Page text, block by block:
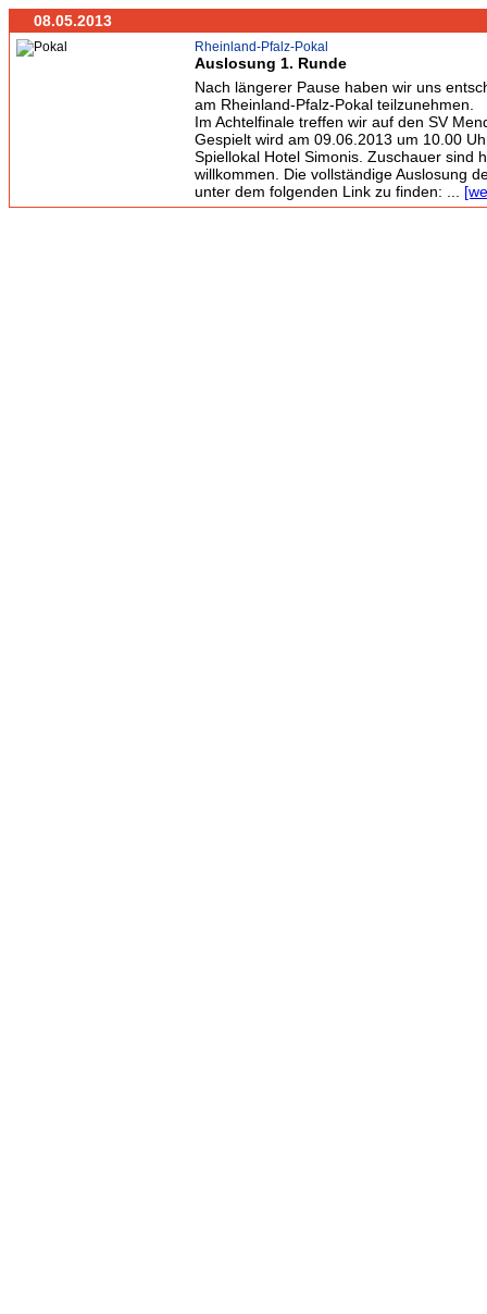
08.05.2013
Rheinland-Pfalz-Pokal
Auslosung 1. Runde
Nach längerer Pause haben wir uns
am Rheinland-Pfalz-Pokal teilzunehmen.
Im Achtelfinale treffen wir auf den SV
Gespielt wird am 09.06.2013 um 10.00
Spiellokal Hotel Simonis. Zuschauer sind
willkommen. Die vollständige Auslosung
unter dem folgenden Link zu finden: ...